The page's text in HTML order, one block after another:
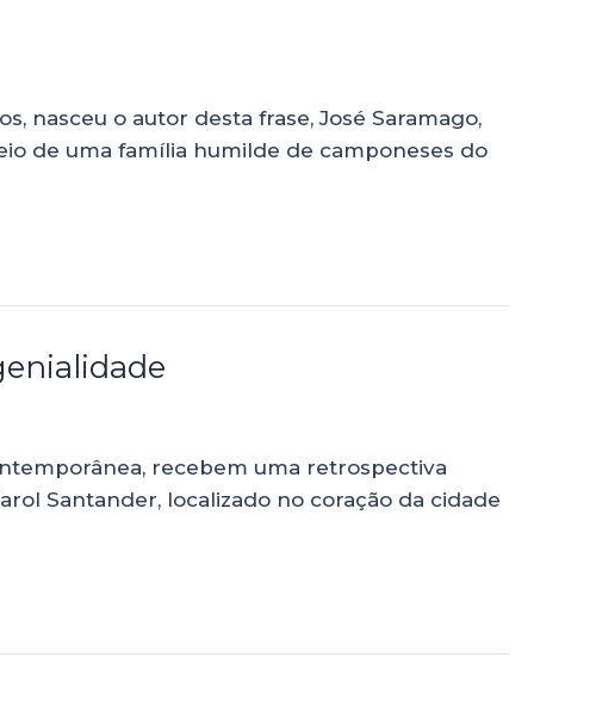
nasceu o autor desta frase, José Saramago,
de uma família humilde de camponeses do
recebem uma retrospectiva
Santander, localizado no coração da cidade